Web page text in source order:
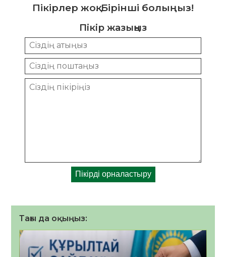
Пікірлер жоқ. Бірінші болыңыз!
Пікір жазыңыз
Тағы да оқыңыз: